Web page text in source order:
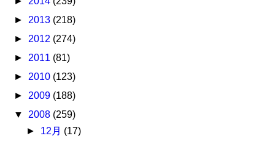
► 2013 (218)
► 2012 (274)
► 2011 (81)
► 2010 (123)
► 2009 (188)
▼ 2008 (259)
► 12月 (17)